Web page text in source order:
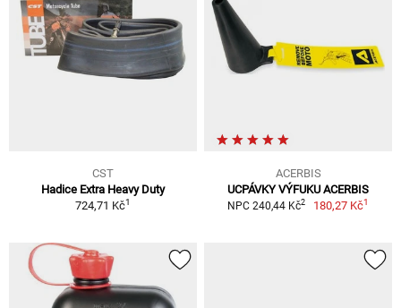
CST
Hadice Extra Heavy Duty
724,71 Kč1
ACERBIS
UCPÁVKY VÝFUKU ACERBIS
NPC 240,44 Kč2 180,27 Kč1